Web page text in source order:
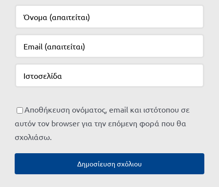
Αποθήκευση ονόματος, email και ιστότοπου σε
αυτόν τον browser για την επόμενη φορά που θα
σχολιάσω.